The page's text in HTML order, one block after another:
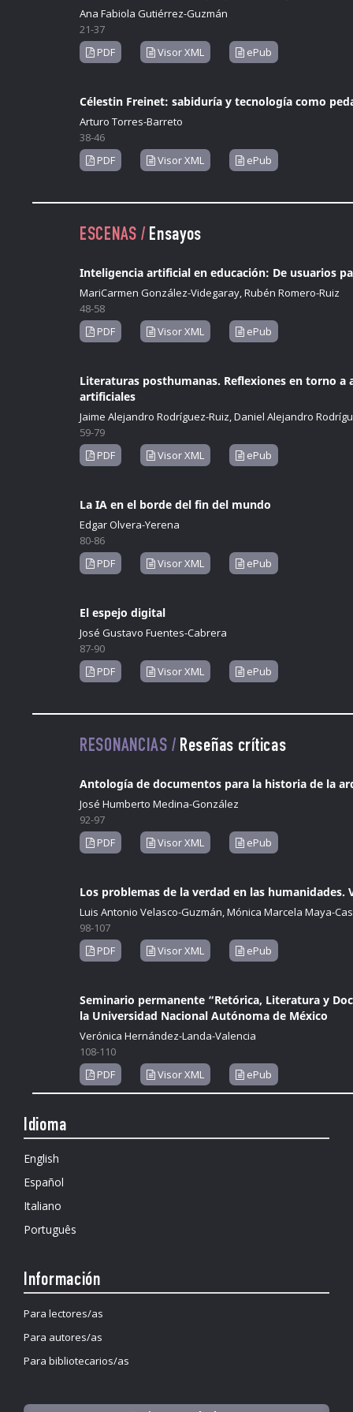
Ana Fabiola Gutiérrez-Guzmán
21-37
PDF
Visor XML ePub
Célestin Freinet: sabiduría y tecnología como
Arturo Torres-Barreto
38-46
PDF
Visor XML ePub
ESCENAS / Ensayos
Inteligencia artificial en educación: De usuarios
MariCarmen González-Videgaray, Rubén Romero-Ruiz
48-58
PDF
Visor XML ePub
Literaturas posthumanas. Reflexiones en torno
artificiales
Jaime Alejandro Rodríguez-Ruiz, Daniel Alejandro
59-79
PDF
Visor XML ePub
La IA en el borde del fin del mundo
Edgar Olvera-Yerena
80-86
PDF
Visor XML ePub
El espejo digital
José Gustavo Fuentes-Cabrera
87-90
PDF
Visor XML ePub
RESONANCIAS / Reseñas críticas
Antología de documentos para la historia de la
José Humberto Medina-González
92-97
PDF
Visor XML ePub
Los problemas de la verdad en las
Luis Antonio Velasco-Guzmán, Mónica Marcela Maya-
98-107
PDF
Visor XML ePub
Seminario permanente “Retórica, Literatura y
la Universidad Nacional Autónoma de México
Verónica Hernández-Landa-Valencia
108-110
PDF
Visor XML ePub
Idioma
English
Español
Italiano
Português
Información
Para lectores/as
Para autores/as
Para bibliotecarios/as